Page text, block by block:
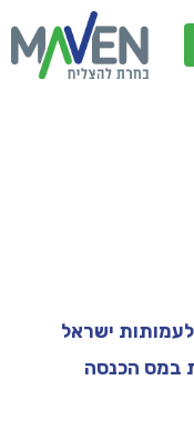
במס הכנסה